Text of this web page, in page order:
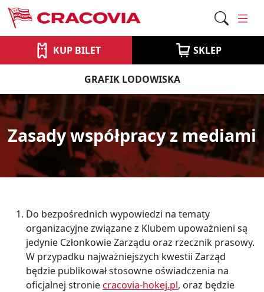
KUP BILET SKLEP
GRAFIK LODOWISKA
Zasady współpracy z mediami
Do bezpośrednich wypowiedzi na tematy
organizacyjne związane z Klubem upoważnieni są
jedynie Członkowie Zarządu oraz rzecznik prasowy.
W przypadku najważniejszych kwestii Zarząd
będzie publikował stosowne oświadczenia na
oficjalnej stroniecracovia-hokej.pl, oraz będzie